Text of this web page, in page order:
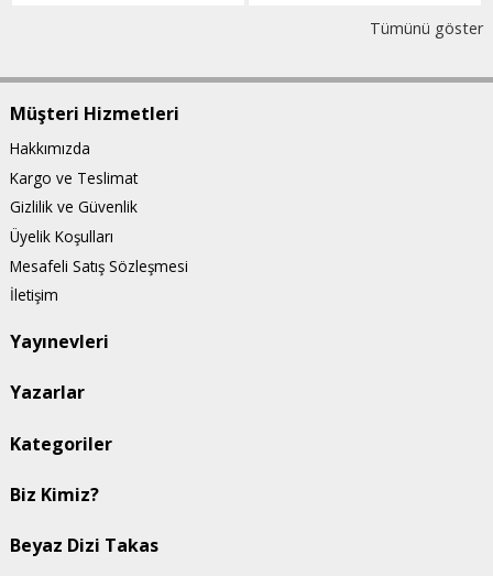
Tümünü göster
Müşteri Hizmetleri
Hakkımızda
Kargo ve Teslimat
Gizlilik ve Güvenlik
Üyelik Koşulları
Mesafeli Satış Sözleşmesi
İletişim
Yayınevleri
Yazarlar
Kategoriler
Biz Kimiz?
Beyaz Dizi Takas